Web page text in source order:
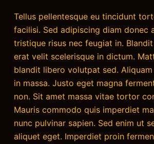
Tellus pellentesque eu tincidunt
facilisi. Sed adipiscing diam donec
tristique risus nec feugiat in.
erat velit scelerisque in dictum.
blandit libero volutpat sed.
in massa. Justo eget magna
non. Sit amet massa vitae tortor
Mauris commodo quis imperdiet
nunc pulvinar sapien. Sed enim ut
aliquet eget. Imperdiet proin